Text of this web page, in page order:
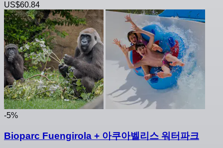
US$60.84
-5%
Bioparc Fuengirola + 아쿠아벨리스 워터파크